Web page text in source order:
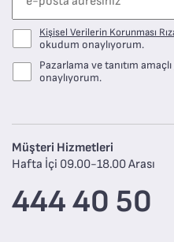
Kişisel Verilerin Korunması
okudum onaylıyorum.
Pazarlama ve tanıtım amaçlı
onaylıyorum.
Müşteri Hizmetleri
Hafta İçi 09.00-18.00 Arası
444 40 50